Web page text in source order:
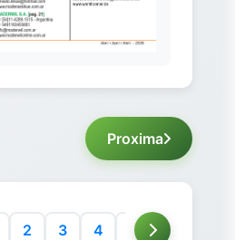
Proxima
2 3 4 5 6